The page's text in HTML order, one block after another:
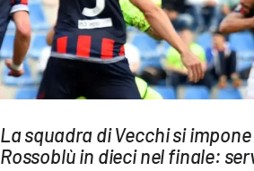
Streaming
LAC TV
LAC NETWORK
LAC ONAIR
LaC
Network
La squadra di Vecchi si
Rossoblù in dieci nel finale: